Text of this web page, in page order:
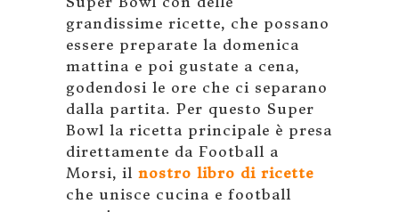
grandissime ricette, che possano
essere preparate la domenica
mattina e poi gustate a cena,
godendosi le ore che ci separano
dalla partita. Per questo Super
Bowl la ricetta principale è presa
direttamente da Football a
Morsi, il nostro libro di ricette
che unisce cucina e football